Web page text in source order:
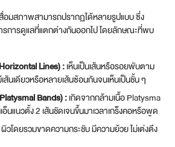
มสภาพสามารถปรากฏได้หลายรูปแบบ ซึ่ง
การดูแลที่แตกต่างกันออกไป โดยลักษณะที่พบ
Lines) :เห็นเป็นเส้นหรือรอยพับตาม
ส้นเดียวหรือหลายเส้นซ้อนกันจนเห็นเป็นชั้น ๆ
Bands) :เกิดจากกล้ามเนื้อ Platysma
อ็นแนวตั้ง 2 เส้นชัดเจนขึ้นมาเวลาเกร็งคอหรือพูด
ผิวโดยรวมขาดความกระชับ มีความย้วย ไม่เต่งตึง